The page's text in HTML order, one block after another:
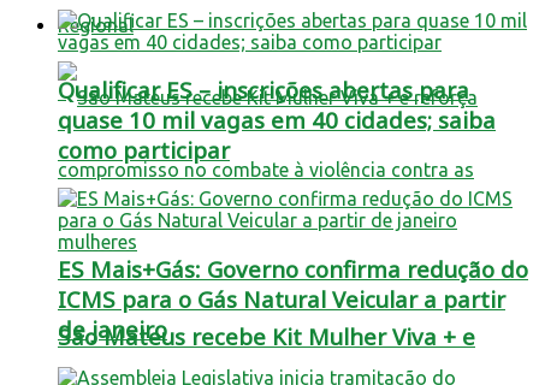
Regional
São Mateus recebe Kit Mulher Viva + e
Qualificar ES – inscrições abertas para
quase 10 mil vagas em 40 cidades; saiba
como participar
ES Mais+Gás: Governo confirma redução do
ICMS para o Gás Natural Veicular a partir
de janeiro